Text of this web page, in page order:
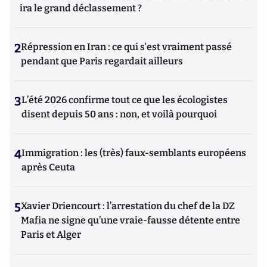
ira le grand déclassement ?
2Répression en Iran : ce qui s'est vraiment passé
pendant que Paris regardait ailleurs
3L’été 2026 confirme tout ce que les écologistes
disent depuis 50 ans : non, et voilà pourquoi
4Immigration : les (très) faux-semblants européens
après Ceuta
5Xavier Driencourt : l’arrestation du chef de la DZ
Mafia ne signe qu’une vraie-fausse détente entre
Paris et Alger